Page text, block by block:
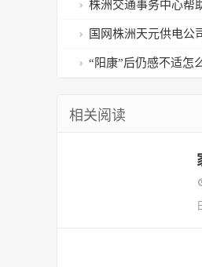
化，打造特色民宿
株洲交通事务中心帮
权证国网株洲天元供电公
“阳康”后仍感不适怎
相关阅读